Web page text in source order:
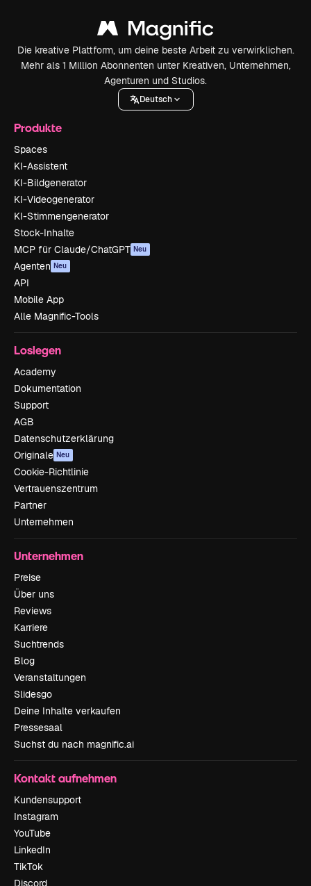
Die kreative Plattform, um deine beste Arbeit zu verwirklichen.
Mehr als 1 Million Abonnenten unter Kreativen, Unternehmen,
Agenturen und Studios.
Deutsch
Produkte
Spaces
KI-Assistent
KI-Bildgenerator
KI-Videogenerator
KI-Stimmengenerator
Stock-Inhalte
MCP für Claude/ChatGPT Neu
Agenten Neu
API
Mobile App
Alle Magnific-Tools
Loslegen
Academy
Dokumentation
Support
AGB
Datenschutzerklärung
Originale Neu
Cookie-Richtlinie
Vertrauenszentrum
Partner
Unternehmen
Unternehmen
Preise
Über uns
Reviews
Karriere
Suchtrends
Blog
Veranstaltungen
Slidesgo
Deine Inhalte verkaufen
Pressesaal
Suchst du nach magnific.ai
Kontakt aufnehmen
Kundensupport
Instagram
YouTube
LinkedIn
TikTok
Discord